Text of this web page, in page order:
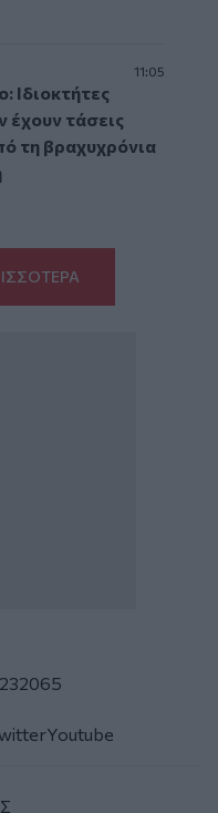
11:05
Ιδιοκτήτες
έχουν τάσεις
τη βραχυχρόνια
Youtube